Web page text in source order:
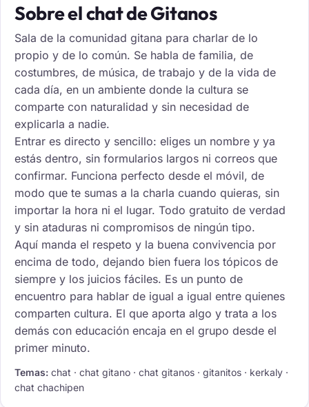
Sobre el chat de Gitanos
Sala de la comunidad gitana para charlar de lo
propio y de lo común. Se habla de familia, de
costumbres, de música, de trabajo y de la vida de
cada día, en un ambiente donde la cultura se
comparte con naturalidad y sin necesidad de
explicarla a nadie.
Entrar es directo y sencillo: eliges un nombre y ya
estás dentro, sin formularios largos ni correos que
confirmar. Funciona perfecto desde el móvil, de
modo que te sumas a la charla cuando quieras, sin
importar la hora ni el lugar. Todo gratuito de verdad
y sin ataduras ni compromisos de ningún tipo.
Aquí manda el respeto y la buena convivencia por
encima de todo, dejando bien fuera los tópicos de
siempre y los juicios fáciles. Es un punto de
encuentro para hablar de igual a igual entre quienes
comparten cultura. El que aporta algo y trata a los
demás con educación encaja en el grupo desde el
primer minuto.
Temas: chat · chat gitano · chat gitanos · gitanitos · kerkaly ·
chat chachipen